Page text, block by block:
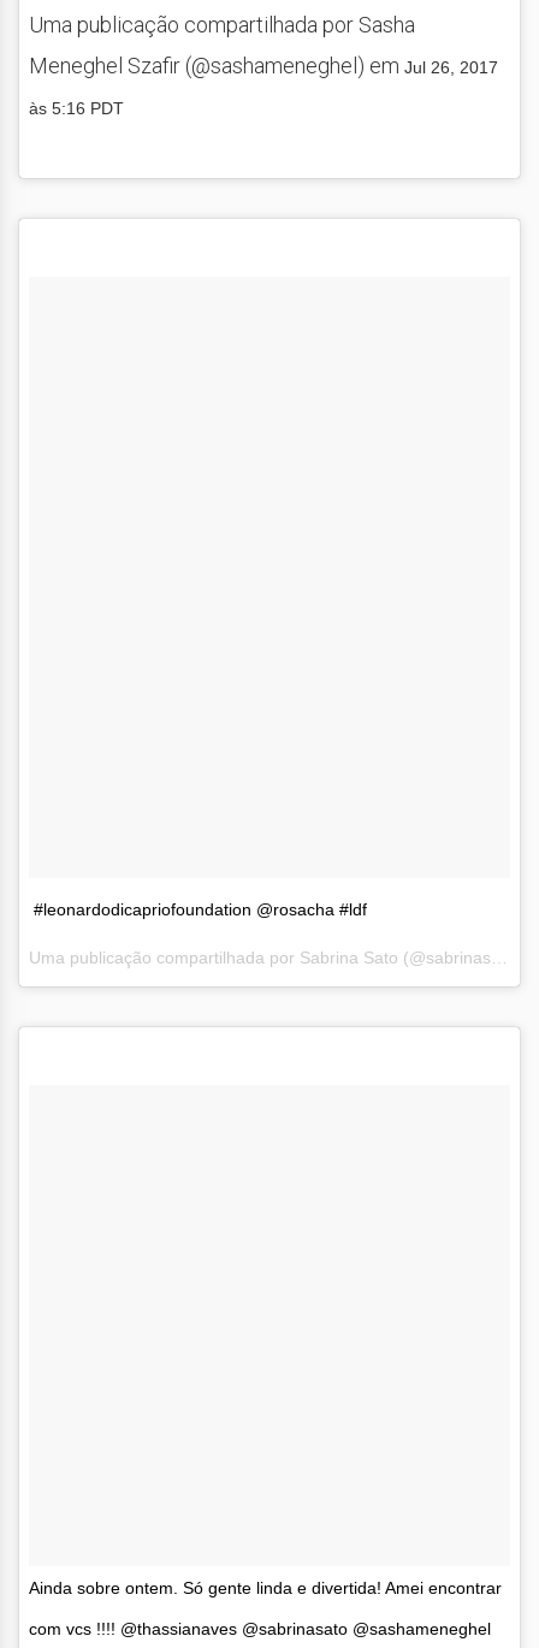
Uma publicação compartilhada por Sasha
Meneghel Szafir (@sashameneghel) em Jul 26, 2017
às 5:16 PDT
#leonardodicapriofoundation @rosacha #ldf
Uma publicação compartilhada por Sabrina Sato (@sabrinasato) em
Ainda sobre ontem. Só gente linda e divertida! Amei encontrar
com vcs !!!! @thassianaves @sabrinasato @sashameneghel